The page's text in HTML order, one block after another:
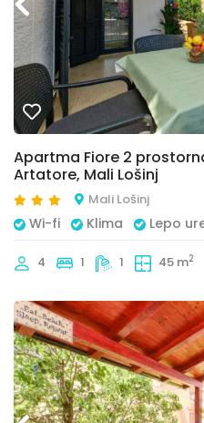
Apartma Fiore 2
Artatore, Mali Lošinj
Mali Lošinj
Wi-fi Klima Lepo
4 1 1 45 m2